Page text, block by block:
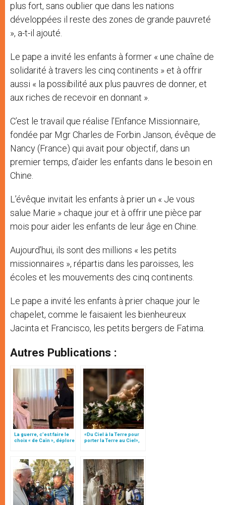
plus fort, sans oublier que dans les nations
développées il reste des zones de grande pauvreté
», a-t-il ajouté.
Le pape a invité les enfants à former « une chaîne de
solidarité à travers les cinq continents » et à offrir
aussi « la possibilité aux plus pauvres de donner, et
aux riches de recevoir en donnant ».
C’est le travail que réalise l’Enfance Missionnaire,
fondée par Mgr Charles de Forbin Janson, évêque de
Nancy (France) qui avait pour objectif, dans un
premier temps, d’aider les enfants dans le besoin en
Chine.
L’évêque invitait les enfants à prier un « Je vous
salue Marie » chaque jour et à offrir une pièce par
mois pour aider les enfants de leur âge en Chine.
Aujourd’hui, ils sont des millions « les petits
missionnaires », répartis dans les paroisses, les
écoles et les mouvements des cinq continents.
Le pape a invité les enfants à prier chaque jour le
chapelet, comme le faisaient les bienheureux
Jacinta et Francisco, les petits bergers de Fatima.
Autres Publications :
La guerre, c’est faire le
choix « de Caïn », déplore
«Du Ciel à la Terre pour
porter la Terre au Ciel»,